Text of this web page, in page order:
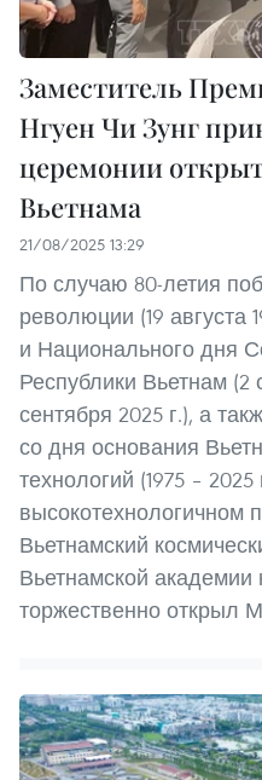
Заместитель
Нгуен Чи Зунг
церемонии
Вьетнама
21/08/2025 13:29
По случаю 80-летия
революции (19 августа
и Национального дня
Республики Вьетнам (2
сентября 2025 г.), а
со дня основания
технологий (1975 – 2025
высокотехнологичном
Вьетнамский
Вьетнамской академии
торжественно открыл